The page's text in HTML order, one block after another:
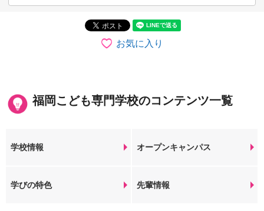
お気に入り
福岡こども専門学校のコンテンツ一覧
学校情報 オープンキャンパス
学びの特色 先輩情報